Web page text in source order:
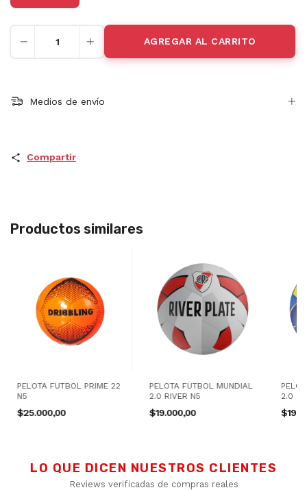
Medios de envío
Compartir
Productos similares
PELOTA FUTBOL PRIME 22
N5
$25.000,00
PELOTA FUTBOL MUNDIAL
2.0 RIVER N5
$19.000,00
2.0
LO QUE DICEN NUESTROS CLIENTES
Reviews verificadas de compras reales